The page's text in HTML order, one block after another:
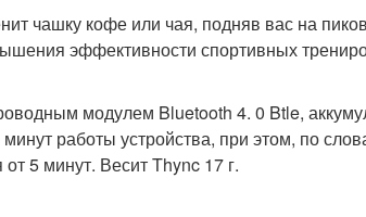
чашку кофе или чая, подняв вас на
эффективности спортивных
модулем Bluetooth 4. 0 Btle,
минут работы устройства, при этом, по
5 минут. Весит Thync 17 г.